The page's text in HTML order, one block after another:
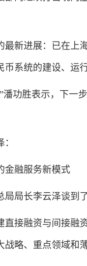
进展：已在上
系统的建设、运
胜表示，下一
融服务新模式
长李云泽谈到了
融资与间接融
略、重点领域和